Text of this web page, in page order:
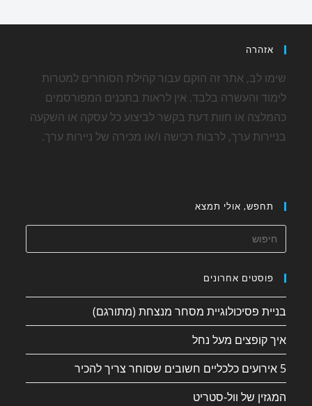
אזהרה
שימו לב, אתר זה הוקם עבור קהילת הסוחרים למטרות
לימוד והעשרה בלבד. אין לראות בתכנים המפורסמים
כהמלצה או חוות דעת בקשר לביצוע כל עסקה או השקעה
בניירות ערך, לרבות רכישה ו/או מכירה של ניירות ערך.
תחפש, אולי תמצא
פוסטים אחרונים
בניית פסיכולוגיית מסחר מנצחת (מתורגם)
איך קופצים מעל נחל
5 אירועים כלכליים חשובים שסוחר צריך להכיר
המגזין של וול-סטריט